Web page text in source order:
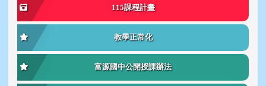
115課程計畫
教學正常化
富源國中公開授課辦法